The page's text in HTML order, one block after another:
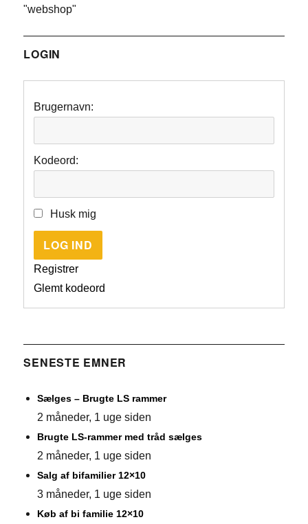
"webshop"
LOGIN
Brugernavn:
Kodeord:
Husk mig
LOG IND
Registrer
Glemt kodeord
SENESTE EMNER
Sælges – Brugte LS rammer
2 måneder, 1 uge siden
Brugte LS-rammer med tråd sælges
2 måneder, 1 uge siden
Salg af bifamilier 12×10
3 måneder, 1 uge siden
Køb af bi familie 12×10